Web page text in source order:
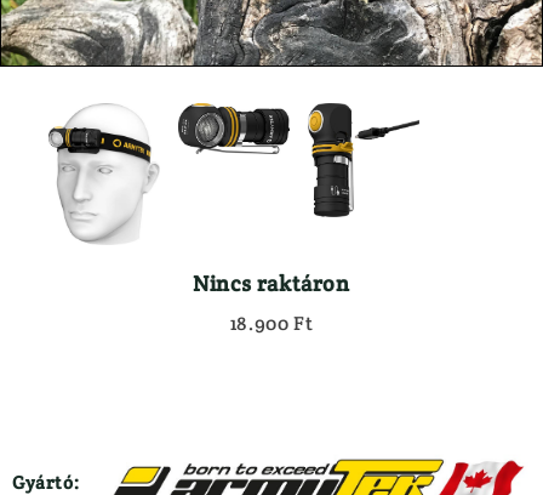
Könyvek
Lámpa
ELEMEK, AKKUK
ESŐVÉDŐ RUHÁZAT
FEGYVER
Gáz-Riasztó Fegyver
Golyós Fegyver
HASZNÁLT FEGYVEREK
Kamera
Kereső Távcső
Spektív
Távolságmérő
RUHÁZAT
Alsóruházat
Ing
Kesztyűk
Leskabát
Polók
Nincs raktáron
18.900 Ft
Gyártó: